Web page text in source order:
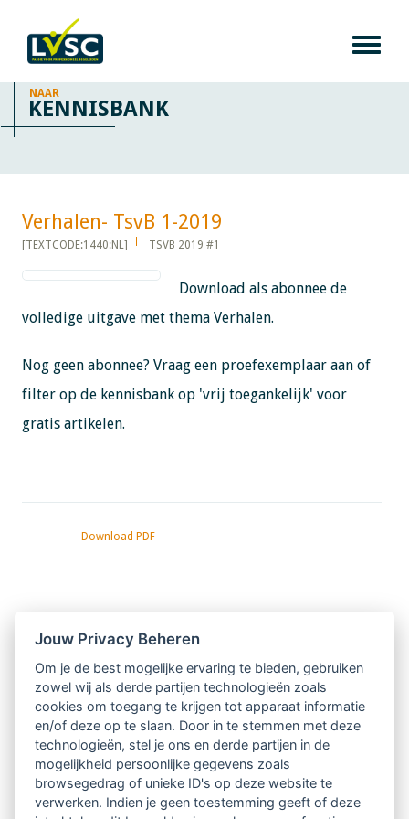
NAAR
KENNISBANK
Verhalen- TsvB 1-2019​​​​​​
[TEXTCODE:1440:NL] TSVB 2019 #1
Download als abonnee de
volledige uitgave met thema Verhalen.
Nog geen abonnee? Vraag een proefexemplaar aan of
filter op de kennisbank op 'vrij toegankelijk' voor
gratis artikelen.
Download PDF
Nieuwsbrief
Ontvang 10 x per jaar de LVSC-
relatienieuwsbrief met o.a.:
vrij toegankelijke TsvB-artikelen
nieuws op het vlak van professioneel
Jouw Privacy Beheren
Om je de best mogelijke ervaring te bieden, gebruiken
zowel wij als derde partijen technologieën zoals
cookies om toegang te krijgen tot apparaat informatie
en/of deze op te slaan. Door in te stemmen met deze
technologieën, stel je ons en derde partijen in de
mogelijkheid persoonlijke gegevens zoals
browsegedrag of unieke ID's op deze website te
verwerken. Indien je geen toestemming geeft of deze